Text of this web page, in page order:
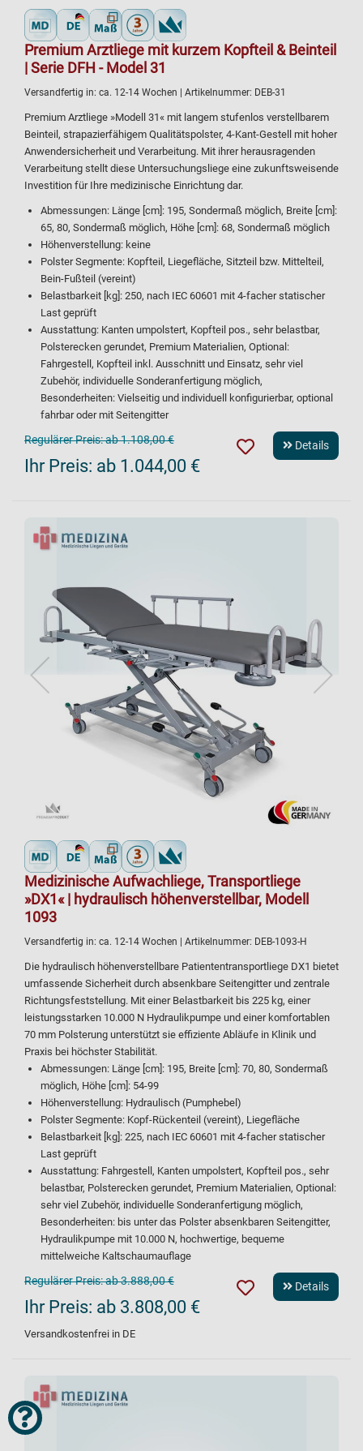
Premium Arztliege mit kurzem Kopfteil & Beinteil
| Serie DFH - Model 31
Versandfertig in: ca. 12-14 Wochen | Artikelnummer: DEB-31
Premium Arztliege »Modell 31« mit langem stufenlos verstellbarem
Beinteil, strapazierfähigem Qualitätspolster, 4-Kant-Gestell mit hoher
Anwendersicherheit und Verarbeitung. Mit ihrer herausragenden
Verarbeitung stellt diese Untersuchungsliege eine zukunftsweisende
Investition für Ihre medizinische Einrichtung dar.
Abmessungen: Länge [cm]: 195, Sondermaß möglich, Breite [cm]:
65, 80, Sondermaß möglich, Höhe [cm]: 68, Sondermaß möglich
Höhenverstellung: keine
Polster Segmente: Kopfteil, Liegefläche, Sitzteil bzw. Mittelteil,
Bein-Fußteil (vereint)
Belastbarkeit [kg]: 250, nach IEC 60601 mit 4-facher statischer
Last geprüft
Ausstattung: Kanten umpolstert, Kopfteil pos., sehr belastbar,
Polsterecken gerundet, Premium Materialien, Optional:
Fahrgestell, Kopfteil inkl. Ausschnitt und Einsatz, sehr viel
Zubehör, individuelle Sonderanfertigung möglich,
Besonderheiten: Vielseitig und individuell konfigurierbar, optional
fahrbar oder mit Seitengitter
Regulärer Preis:ab 1.108,00 €
Ihr Preis: ab 1.044,00 €
Details
Medizinische Aufwachliege, Transportliege
»DX1« | hydraulisch höhenverstellbar, Modell
1093
Versandfertig in: ca. 12-14 Wochen | Artikelnummer: DEB-1093-H
Die hydraulisch höhenverstellbare Patiententransportliege DX1 bietet
umfassende Sicherheit durch absenkbare Seitengitter und zentrale
Richtungsfeststellung. Mit einer Belastbarkeit bis 225 kg, einer
leistungsstarken 10.000 N Hydraulikpumpe und einer komfortablen
70 mm Polsterung unterstützt sie effiziente Abläufe in Klinik und
Praxis bei höchster Stabilität.
Abmessungen: Länge [cm]: 195, Breite [cm]: 70, 80, Sondermaß
möglich, Höhe [cm]: 54-99
Höhenverstellung: Hydraulisch (Pumphebel)
Polster Segmente: Kopf-Rückenteil (vereint), Liegefläche
Belastbarkeit [kg]: 225, nach IEC 60601 mit 4-facher statischer
Last geprüft
Ausstattung: Fahrgestell, Kanten umpolstert, Kopfteil pos., sehr
belastbar, Polsterecken gerundet, Premium Materialien, Optional:
sehr viel Zubehör, individuelle Sonderanfertigung möglich,
Besonderheiten: bis unter das Polster absenkbaren Seitengitter,
Hydraulikpumpe mit 10.000 N, hochwertige, bequeme
mittelweiche Kaltschaumauflage
Regulärer Preis:ab 3.888,00 €
Ihr Preis: ab 3.808,00 €
Versandkostenfrei in DE
Details